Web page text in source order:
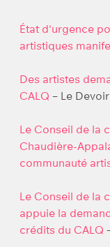
État d'urgence
artistiques
Des artistes
CALQ – Le Devoir
Le Conseil de la
Chaudière-
communauté
Le Conseil de la
appuie la
crédits du CALQ